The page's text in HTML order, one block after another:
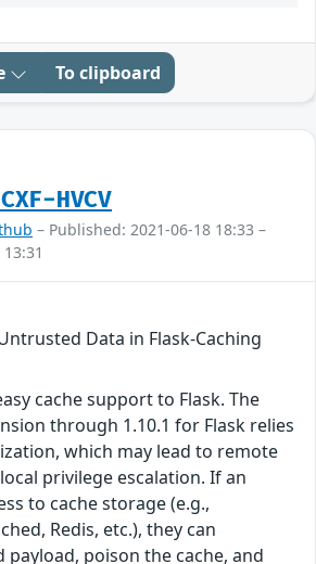
To clipboard
HVCV
– Published: 2021-06-18 18:33 –
Data in Flask-Caching
cache support to Flask. The
through 1.10.1 for Flask relies
which may lead to remote
privilege escalation. If an
to cache storage (e.g.,
Redis, etc.), they can
poison the cache, and